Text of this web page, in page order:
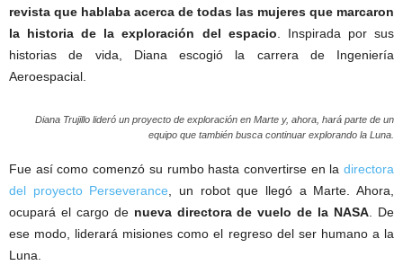
revista que hablaba acerca de todas las mujeres que marcaron
la historia de la exploración del espacio . Inspirada por sus
historias de vida, Diana escogió la carrera de Ingeniería
Aeroespacial.
Diana Trujillo lideró un proyecto de exploración en Marte y, ahora, hará parte de un
equipo que también busca continuar explorando la Luna.
Fue así como comenzó su rumbo hasta convertirse en la directora
del proyecto Perseverance , un robot que llegó a Marte. Ahora,
ocupará el cargo de nueva directora de vuelo de la NASA . De
ese modo, liderará misiones como el regreso del ser humano a la
Luna.